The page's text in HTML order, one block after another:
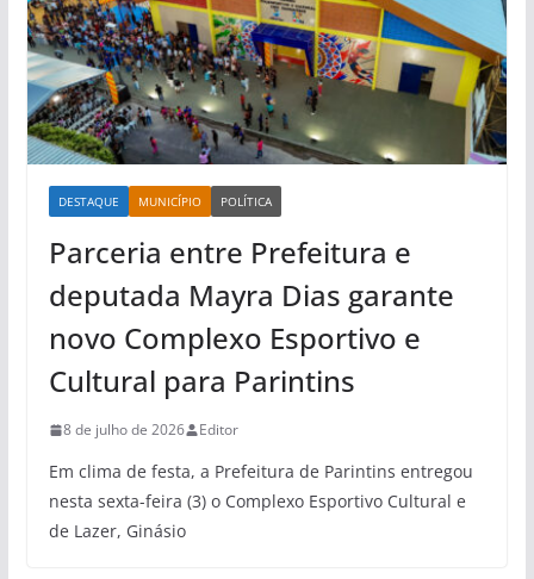
DESTAQUE MUNICÍPIO POLÍTICA
Parceria entre Prefeitura e
deputada Mayra Dias garante
novo Complexo Esportivo e
Cultural para Parintins
8 de julho de 2026 Editor
Em clima de festa, a Prefeitura de Parintins entregou
nesta sexta-feira (3) o Complexo Esportivo Cultural e
de Lazer, Ginásio